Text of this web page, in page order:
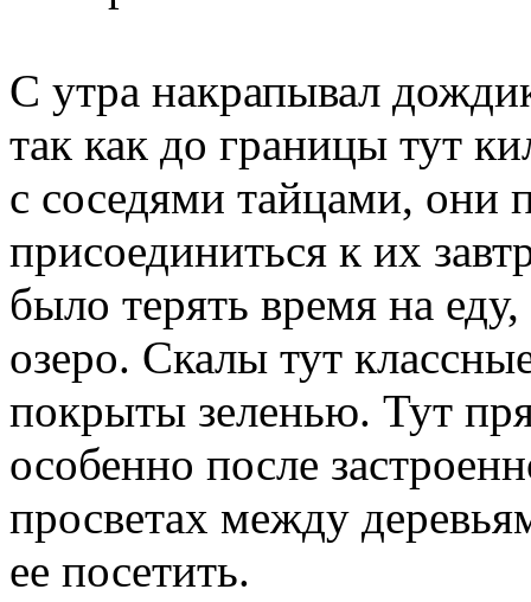
С утра накрапывал
так как до границы тут
с соседями тайцами, они
присоединиться к их
было терять время на
озеро. Скалы тут
покрыты зеленью. Тут
особенно после
просветах между
ее посетить.